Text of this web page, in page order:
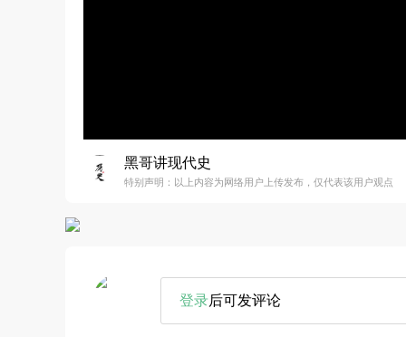
黑哥讲现代史
特别声明：以上内容为网络用户上传发布，仅代表该用户观点
登录后可发评论